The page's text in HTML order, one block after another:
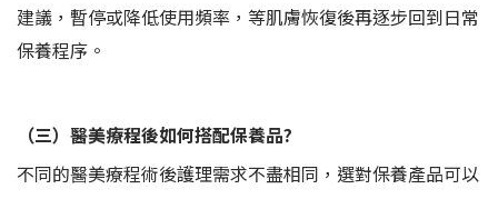
建議，暫停或降低使用頻率，等肌膚恢復後再逐步回到日常
保養程序。
（三）醫美療程後如何搭配保養品?
不同的醫美療程術後護理需求不盡相同，選對保養產品可以